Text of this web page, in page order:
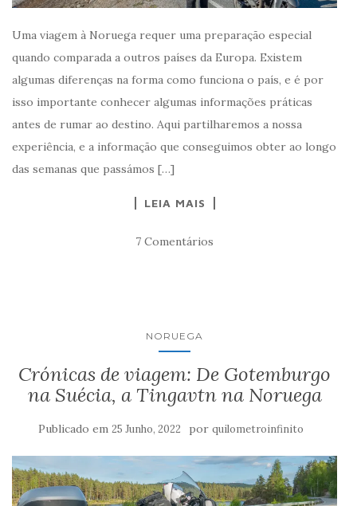
Uma viagem à Noruega requer uma preparação especial
quando comparada a outros países da Europa. Existem
algumas diferenças na forma como funciona o país, e é por
isso importante conhecer algumas informações práticas
antes de rumar ao destino. Aqui partilharemos a nossa
experiência, e a informação que conseguimos obter ao longo
das semanas que passámos […]
LEIA MAIS
7 Comentários
NORUEGA
Crónicas de viagem: De Gotemburgo
na Suécia, a Tingavtn na Noruega
Publicado em 25 Junho, 2022 por quilometroinfinito